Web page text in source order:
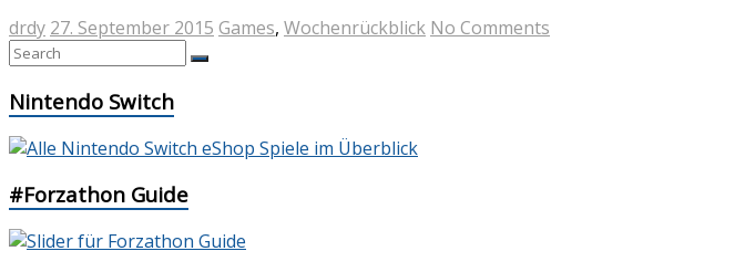
drdy 27. September 2015 Games, Wochenrückblick No Comments
Nintendo Switch
#Forzathon Guide